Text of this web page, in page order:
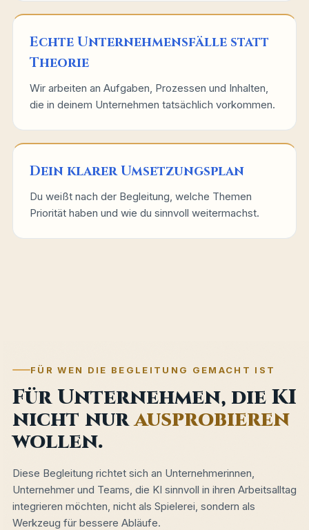
Echte Unternehmensfälle statt
Theorie
Wir arbeiten an Aufgaben, Prozessen und Inhalten,
die in deinem Unternehmen tatsächlich vorkommen.
Dein klarer Umsetzungsplan
Du weißt nach der Begleitung, welche Themen
Priorität haben und wie du sinnvoll weitermachst.
FÜR WEN DIE BEGLEITUNG GEMACHT IST
Für Unternehmen, die KI
nicht nurausprobieren
wollen.
Diese Begleitung richtet sich an Unternehmerinnen,
Unternehmer und Teams, die KI sinnvoll in ihren Arbeitsalltag
integrieren möchten, nicht als Spielerei, sondern als
Werkzeug für bessere Abläufe.